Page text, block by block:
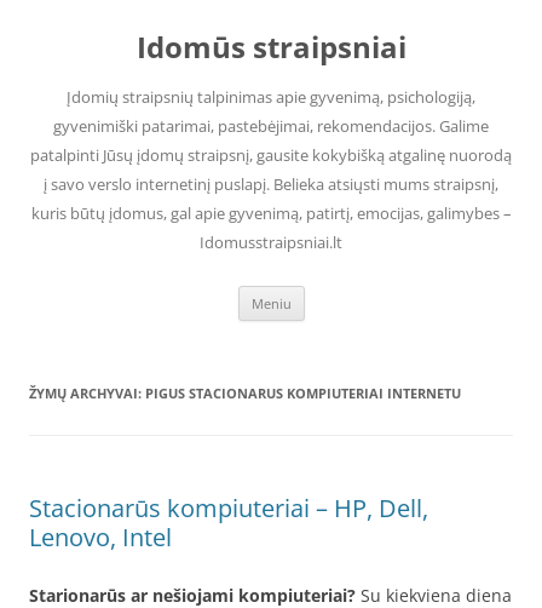
Idomūs straipsniai
Įdomių straipsnių talpinimas apie gyvenimą, psichologiją,
gyvenimiški patarimai, pastebėjimai, rekomendacijos. Galime
patalpinti Jūsų įdomų straipsnį, gausite kokybišką atgalinę nuorodą
į savo verslo internetinį puslapį. Belieka atsiųsti mums straipsnį,
kuris būtų įdomus, gal apie gyvenimą, patirtį, emocijas, galimybes –
Idomusstraipsniai.lt
Meniu
ŽYMŲ ARCHYVAI: PIGUS STACIONARUS KOMPIUTERIAI INTERNETU
Stacionarūs kompiuteriai – HP, Dell,
Lenovo, Intel
Starionarūs ar nešiojami kompiuteriai? Su kiekviena diena